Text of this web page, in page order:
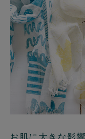
お肌に大きな影